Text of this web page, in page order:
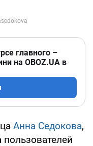
главного –
на OBOZ.UA в
Анна Седокова,